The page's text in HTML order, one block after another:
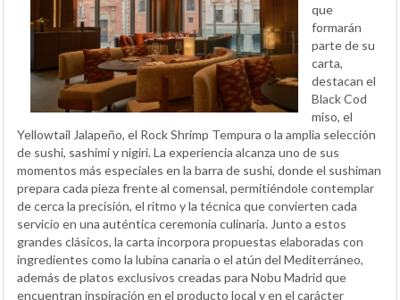
que
formarán
parte de su
carta,
destacan el
Black Cod
miso, el
Yellowtail Jalapeño, el Rock Shrimp Tempura o la amplia selección
de sushi, sashimi y nigiri. La experiencia alcanza uno de sus
momentos más especiales en la barra de sushi, donde el sushiman
prepara cada pieza frente al comensal, permitiéndole contemplar
de cerca la precisión, el ritmo y la técnica que convierten cada
servicio en una auténtica ceremonia culinaria. Junto a estos
grandes clásicos, la carta incorpora propuestas elaboradas con
ingredientes como la lubina canaria o el atún del Mediterráneo,
además de platos exclusivos creadas para Nobu Madrid que
encuentran inspiración en el producto local y en el carácter